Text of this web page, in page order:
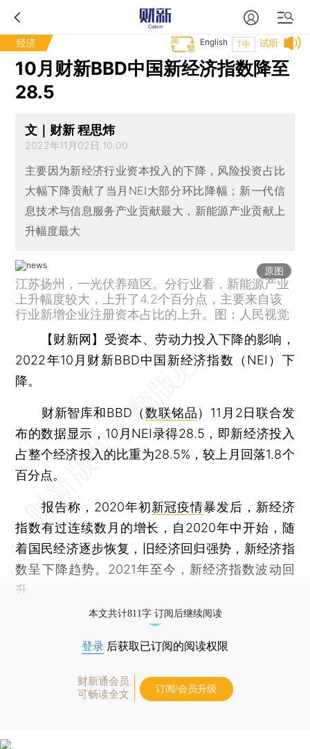
经济 试听
T中
English
10月财新BBD中国新经济指数降至
28.5
文｜财新 程思炜
2022年11月02日 10:00
主要因为新经济行业资本投入的下降，风险投资占比
大幅下降贡献了当月NEI大部分环比降幅；新一代信
息技术与信息服务产业贡献最大，新能源产业贡献上
升幅度最大
原图
江苏扬州，一光伏养殖区。分行业看，新能源产业
上升幅度较大，上升了4.2个百分点，主要来自该
行业新增企业注册资本占比的上升。图：人民视觉
【财新网】 受资本、劳动力投入下降的影响，
2022年10月财新BBD中国新经济指数（NEI）下
降。
财新智库和BBD（数联铭品）11月2日联合发
布的数据显示，10月NEI录得28.5，即新经济投入
占整个经济投入的比重为28.5%，较上月回落1.8个
百分点。
报告称，2020年初新冠疫情暴发后，新经济
指数有过连续数月的增长，自2020年中开始，随
着国民经济逐步恢复，旧经济回归强势，新经济指
数呈下降趋势。2021年至今，新经济指数波动回
升。
本文共计811字 订阅后继续阅读
登录 后获取已订阅的阅读权限
财新通会员
可畅读全文
订阅/会员升级